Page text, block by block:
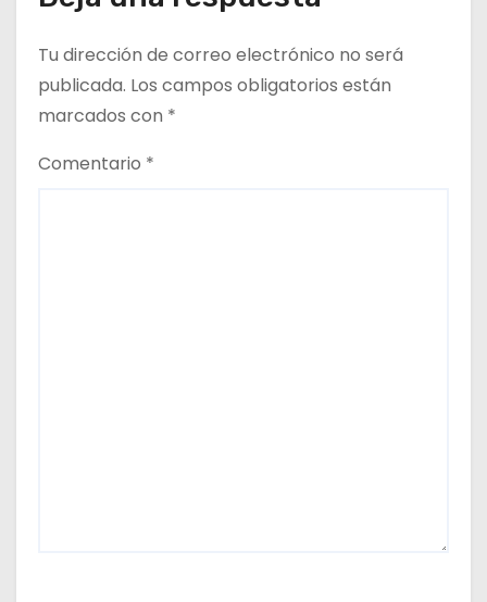
Tu dirección de correo electrónico no será
publicada. Los campos obligatorios están
marcados con *
Comentario *